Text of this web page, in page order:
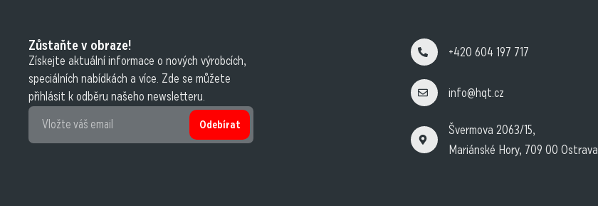
Zůstaňte v obraze!
Získejte aktuální informace o nových výrobcích,
speciálních nabídkách a více. Zde se můžete
přihlásit k odběru našeho newsletteru.
Odebírat
+420 604 197 717
info@hqt.cz
Švermova 2063/15,
Mariánské Hory, 709 00 Ostrava